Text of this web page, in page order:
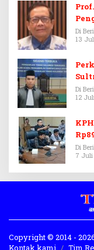
Di
13
Di
12
Di
7 Juli
Copyright © 2014 -